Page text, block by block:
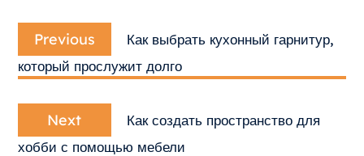
Навигация
по
записям
Previous
post:
Как выбрать кухонный гарнитур,
который прослужит долго
Next
post:
Как создать пространство для
хобби с помощью мебели